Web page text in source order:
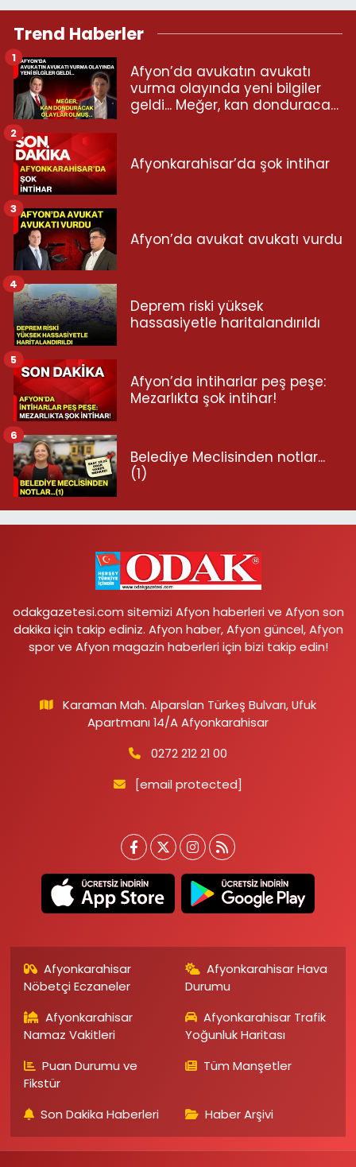
Trend Haberler
Afyon’da avukatın avukatı
vurma olayında yeni bilgiler
geldi... Meğer, kan donduracak
1
Afyonkarahisar’da şok intihar
2
Afyon’da avukat avukatı vurdu
3
Deprem riski yüksek
hassasiyetle haritalandırıldı
4
Afyon’da intiharlar peş peşe:
Mezarlıkta şok intihar!
5
Belediye Meclisinden notlar...
(1)
6
odakgazetesi.com sitemizi Afyon haberleri ve Afyon son
dakika için takip ediniz. Afyon haber, Afyon güncel, Afyon
spor ve Afyon magazin haberleri için bizi takip edin!
Karaman Mah. Alparslan Türkeş Bulvarı, Ufuk
Apartmanı 14/A Afyonkarahisar
0272 212 21 00
[email protected]
Afyonkarahisar
Nöbetçi Eczaneler
Afyonkarahisar Hava
Durumu
Afyonkarahisar
Namaz Vakitleri
Afyonkarahisar Trafik
Yoğunluk Haritası
Puan Durumu ve
Fikstür
Tüm Manşetler
Son Dakika Haberleri Haber Arşivi